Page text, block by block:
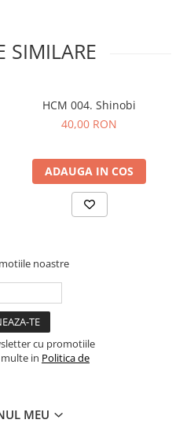
SIMILARE
HCM 004. Shinobi
40,00 RON
ADAUGA IN COS
noastre
cu promotiile
in Politica de
MEU